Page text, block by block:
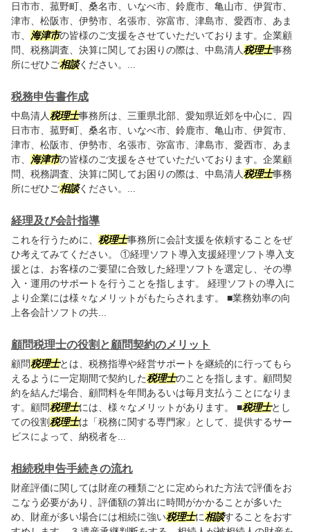
日市市、菰野町、桑名市、いなべ市、鈴鹿市、亀山市、伊賀市、
津市、松阪市、伊勢市、名張市、弥富市、津島市、愛西市、あま
市、 海津市の皆様のご支援をさせていただいております。企業顧
問、税務調査、決算に関してお困りの際は、中島清人税理士事務
所にぜひご相談ください。...
税務申告書作成
中島清人税理士事務所は、三重県北部、愛知県近郊を中心に、四
日市市、菰野町、桑名市、いなべ市、鈴鹿市、亀山市、伊賀市、
津市、松阪市、伊勢市、名張市、弥富市、津島市、愛西市、あま
市、 海津市の皆様のご支援をさせていただいております。企業顧
問、税務調査、決算に関してお困りの際は、中島清人税理士事務
所にぜひご相談ください。...
経理及び会計指導
これを行うために、 税理士事務所に会計支援を依頼することをぜ
ひ考えてみてください。 ①経理ソフト導入支援経理ソフト導入支
援とは、お客様のご要望に合致した経理ソフトを選定し、その導
入・運用のサポートを行うことを指します。 経理ソフトの導入に
より企業には様々なメリットがもたらされます。 ■業務効率の向
上各会計ソフトの共...
顧問税理士の役割と顧問契約のメリット
顧問税理士とは、税務指導や経営サポートを継続的に行ってもら
えるように一定期間で契約した税理士のことを指します。顧問契
約を結んだ場合、顧問料を年間あるいは毎月支払うことになりま
す。顧問税理士には、様々なメリットがあります。 ■税理士とし
ての役割税理士は「税務に関する専門家」として、提供するサー
ビスによって、納税者を...
相続税申告手続きの流れ
財産評価に関しては財産の種類ごとに定められた方法で評価をお
こなう必要があり、評価額の算出に時間がかかることが多いた
め、財産が多い場合には相続に強い税理士に相談することをおす